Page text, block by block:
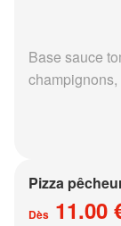
Base sauce
champignons,
Pizza
Dès 11.00